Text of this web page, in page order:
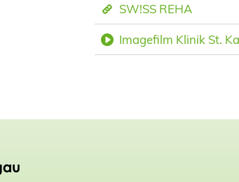
SW!SS REHA
Imagefilm Klinik St.